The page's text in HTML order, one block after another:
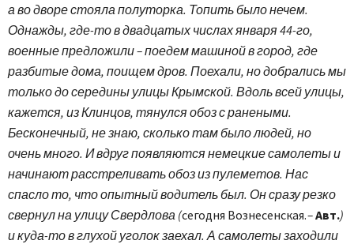
а во дворе стояла полуторка. Топить было нечем.
Однажды, где-то в двадцатых числах января 44-го,
военные предложили – поедем машиной в город, где
разбитые дома, поищем дров. Поехали, но добрались мы
только до середины улицы Крымской. Вдоль всей улицы,
кажется, из Клинцов, тянулся обоз с ранеными.
Бесконечный, не знаю, сколько там было людей, но
очень много. И вдруг появляются немецкие самолеты и
начинают расстреливать обоз из пулеметов. Нас
спасло то, что опытный водитель был. Он сразу резко
свернул на улицу Свердлова (сегодня Вознесенская.–Авт.)
и куда-то в глухой уголок заехал. А самолеты заходили